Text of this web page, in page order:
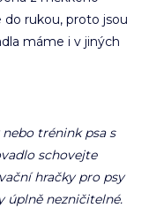
rukou, proto jsou
máme i v jiných
trénink psa s
schovejte
hračky pro psy
úplně nezničitelné.